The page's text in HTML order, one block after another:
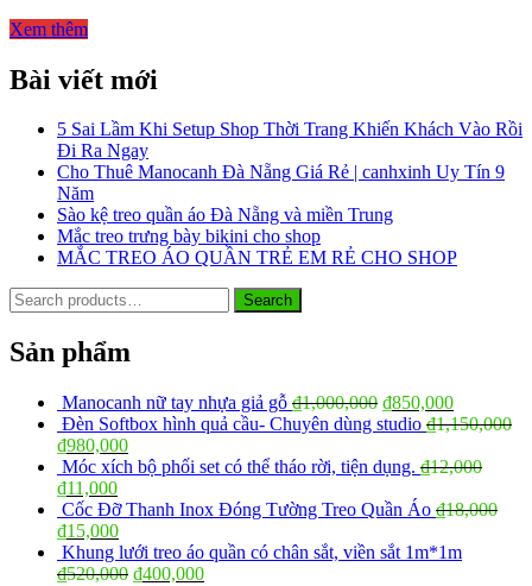
THIẾT
VÀ
THI
CÔNG
SHOP
THỜI
TRANG
Xem thêm
Bài viết mới
5 Sai Lầm Khi Setup Shop Thời Trang Khiến Khách Vào Rồi
Đi Ra Ngay
Cho Thuê Manocanh Đà Nẵng Giá Rẻ | canhxinh Uy Tín 9
Năm
Sào kệ treo quần áo Đà Nẵng và miền Trung
Mắc treo trưng bày bikini cho shop
MẮC TREO ÁO QUẦN TRẺ EM RẺ CHO SHOP
Search
for:
Search
Sản phẩm
Manocanh nữ tay nhựa giả gỗ ₫1,000,000 ₫850,000
Đèn Softbox hình quả cầu- Chuyên dùng studio ₫1,150,000
₫980,000
Móc xích bộ phối set có thể tháo rời, tiện dụng. ₫12,000
₫11,000
Cốc Đỡ Thanh Inox Đóng Tường Treo Quần Áo ₫18,000
₫15,000
Khung lưới treo áo quần có chân sắt, viền sắt 1m*1m
₫520,000 ₫400,000